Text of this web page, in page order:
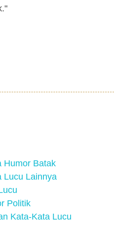
Humor Batak
Lucu Lainnya
Politik
Kata-Kata Lucu